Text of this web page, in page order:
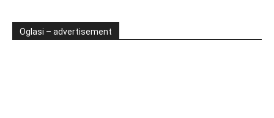
Oglasi – advertisement